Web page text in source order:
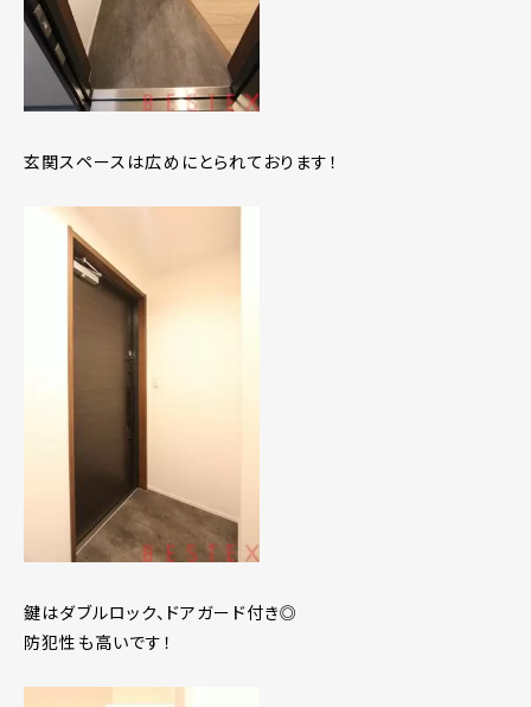
玄関スペースは広めにとられております！
鍵はダブルロック、ドアガード付き◎
防犯性も高いです！